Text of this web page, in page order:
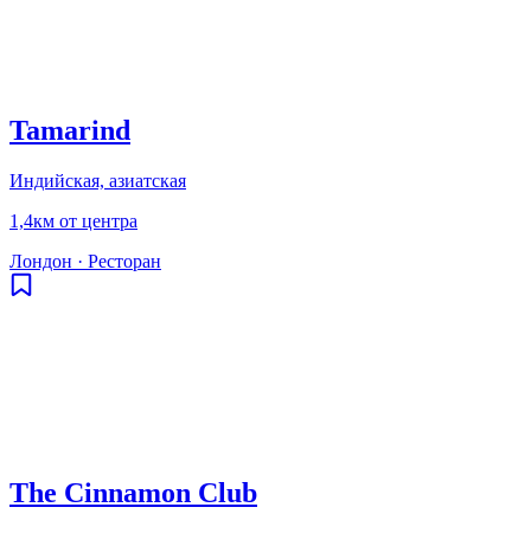
Tamarind
Индийская, азиатская
1,4км от центра
Лондон · Ресторан
The Cinnamon Club